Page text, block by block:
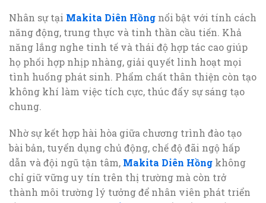
Nhân sự tại Makita Diên Hồng nổi bật với tính cách
năng động, trung thực và tinh thần cầu tiến. Khả
năng lắng nghe tinh tế và thái độ hợp tác cao giúp
họ phối hợp nhịp nhàng, giải quyết linh hoạt mọi
tình huống phát sinh. Phẩm chất thân thiện còn tạo
không khí làm việc tích cực, thúc đẩy sự sáng tạo
chung.
Nhờ sự kết hợp hài hòa giữa chương trình đào tạo
bài bản, tuyển dụng chủ động, chế độ đãi ngộ hấp
dẫn và đội ngũ tận tâm, Makita Diên Hồng không
chỉ giữ vững uy tín trên thị trường mà còn trở
thành môi trường lý tưởng để nhân viên phát triển